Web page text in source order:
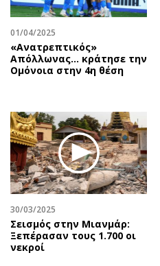
01/04/2025
«Ανατρεπτικός»
Απόλλωνας… κράτησε την
Ομόνοια στην 4η θέση
30/03/2025
Σεισμός στην Μιανμάρ:
Ξεπέρασαν τους 1.700 οι
νεκροί